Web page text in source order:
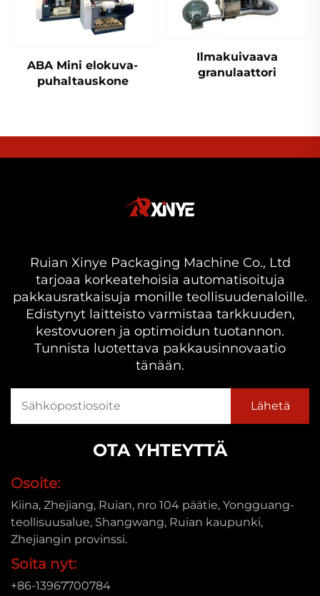
ABA Mini elokuva-
puhaltauskone
Ilmakuivaava
granulaattori
Ruian Xinye Packaging Machine Co., Ltd
tarjoaa korkeatehoisia automatisoituja
pakkausratkaisuja monille teollisuudenaloille.
Edistynyt laitteisto varmistaa tarkkuuden,
kestovuoren ja optimoidun tuotannon.
Tunnista luotettava pakkausinnovaatio
tänään.
OTA YHTEYTTÄ
Osoite:
Kiina, Zhejiang, Ruian, nro 104 päätie, Yongguang-
teollisuusalue, Shangwang, Ruian kaupunki,
Zhejiangin provinssi.
Soita nyt:
+86-13967700784